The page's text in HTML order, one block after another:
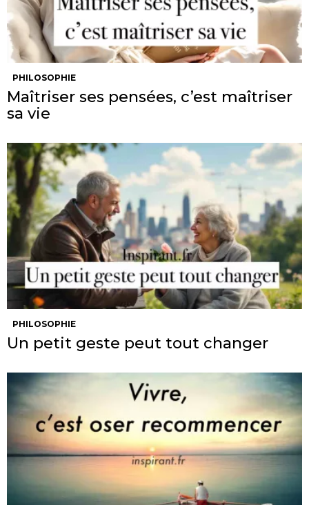
PHILOSOPHIE
Maîtriser ses pensées, c’est maîtriser
sa vie
PHILOSOPHIE
Un petit geste peut tout changer